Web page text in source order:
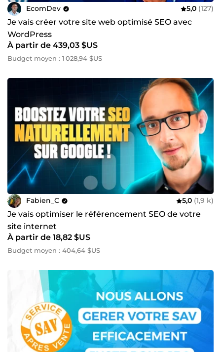
EcomDev 5,0 (127)
Je vais créer votre site web optimisé SEO avec
WordPress
À partir de 439,03 $US
Budget moyen : 1 028,94 $US
Fabien_C 5,0 (1,9 k)
Je vais optimiser le référencement SEO de votre
site internet
À partir de 18,82 $US
Budget moyen : 404,64 $US